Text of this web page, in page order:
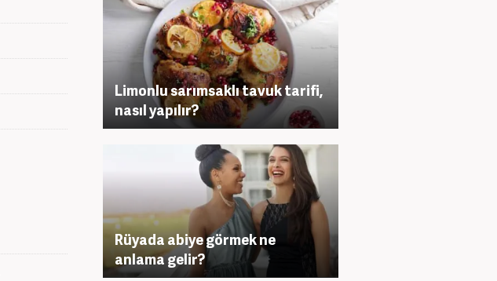
Limonlu sarımsaklı tavuk tarifi,
nasıl yapılır?
Rüyada abiye görmek ne
anlama gelir?